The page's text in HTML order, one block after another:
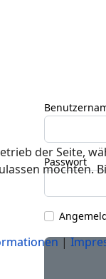
Passwort
der Seite,
|